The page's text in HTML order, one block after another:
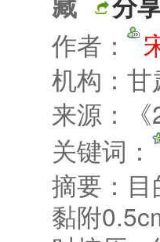
作者：
机构：
来源：
关键词：
摘要：
黏附